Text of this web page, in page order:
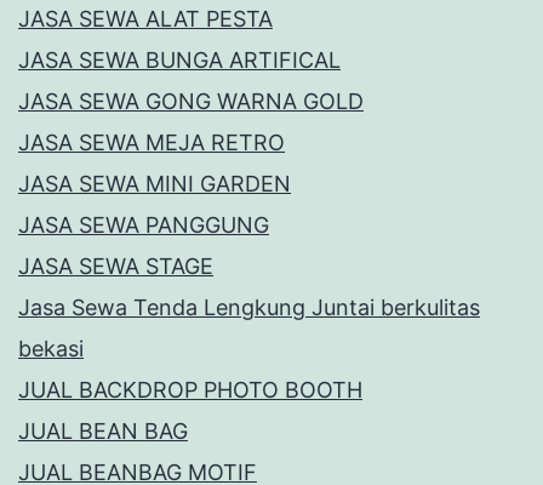
JASA SEWA ALAT PESTA
JASA SEWA BUNGA ARTIFICAL
JASA SEWA GONG WARNA GOLD
JASA SEWA MEJA RETRO
JASA SEWA MINI GARDEN
JASA SEWA PANGGUNG
JASA SEWA STAGE
Jasa Sewa Tenda Lengkung Juntai berkulitas
bekasi
JUAL BACKDROP PHOTO BOOTH
JUAL BEAN BAG
JUAL BEANBAG MOTIF